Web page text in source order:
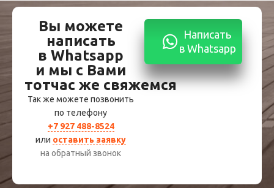
Вы можете
написать
в Whatsapp
и мы с Вами
тотчас же свяжемся
Так же можете позвонить
по телефону
+7 927 488-8524
или оставить заявку
на обратный звонок
Написать
в Whatsapp